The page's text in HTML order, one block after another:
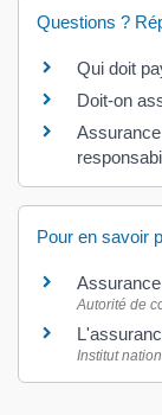
Questions ?
Qui doit
Doit-on
Pour en savoir
Autorité de
Institut